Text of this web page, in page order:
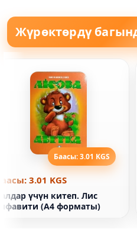
Жүрөктөрдү
Баасы: 3.01 KGS
3.01 KGS
үчүн китеп. Лис
(А4 форматы)